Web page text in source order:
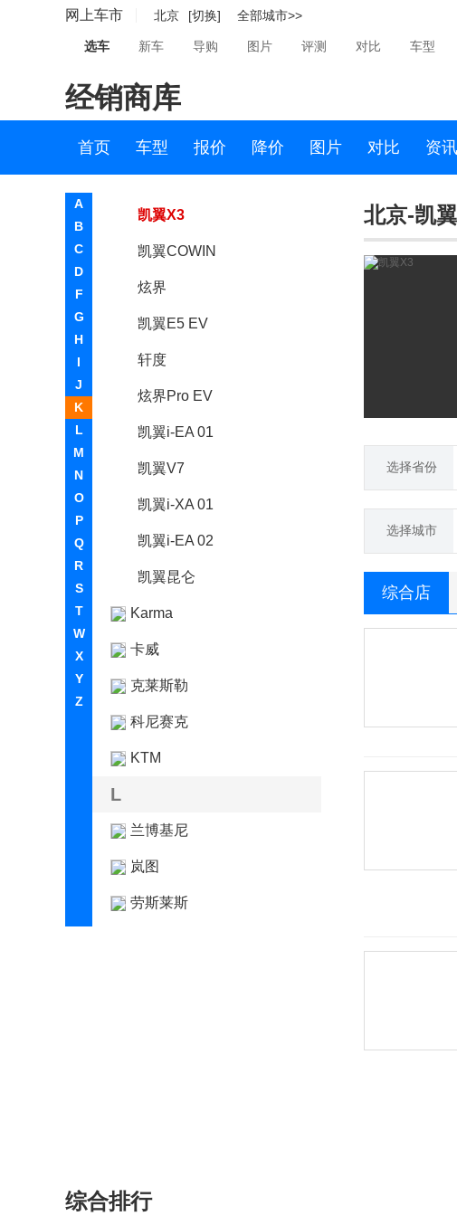
网上车市 北京 [切换] 全部城市>>
选车 新车 导购 图片 评测 对比 车型
经销商库
首页 车型 报价 降价 图片 对比 资讯
A
B
C
D
F
G
H
I
J
K
L
M
N
O
P
Q
R
S
T
W
X
Y
Z
凯翼
凯翼X7
凯翼X5
凯翼X3
凯翼COWIN
炫界
凯翼E5 EV
轩度
炫界Pro EV
凯翼i-EA 01
凯翼V7
凯翼i-XA 01
凯翼i-EA 02
凯翼昆仑
Karma
卡威
克莱斯勒
科尼赛克
KTM
L
兰博基尼
岚图
劳斯莱斯
力帆
北京-凯
选择省份
选择城市
综合店
综合排行